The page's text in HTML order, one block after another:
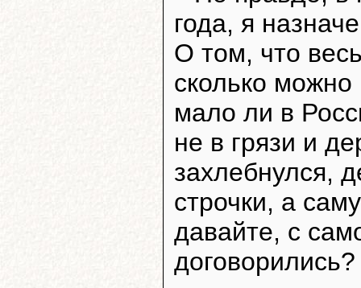
года, я
О том, что
сколько можно
мало ли в
не в грязи и
захлебнулся,
строчки, а
давайте, с
договорились?